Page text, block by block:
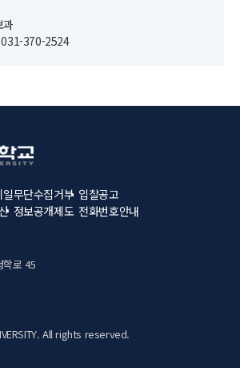
과
031-370-2524
일무단수집거부 입찰공고
정보공개제도 전화번호안내
학로 45
All rights reserved.